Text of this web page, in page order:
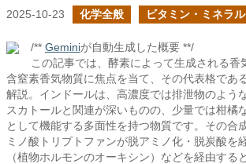
2025-10-23 化学全般 ビタミン・ミネラ
/** Geminiが自動生成した概要 **/
この記事では、酵素によって生成される香
含窒素香気物質に焦点を当て、その代表格であ
解説。インドールは、高濃度では排泄物のよう
スカトールと関連が深いものの、少量では柑橘
として機能する多面性を持つ物質です。その合
ミノ酸トリプトファンが脱アミノ化・脱炭酸を
（植物ホルモンのオーキシン）などを経由する